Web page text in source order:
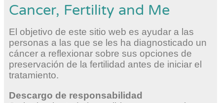
Cancer, Fertility and Me
El objetivo de este sitio web es ayudar a las
personas a las que se les ha diagnosticado un
cáncer a reflexionar sobre sus opciones de
preservación de la fertilidad antes de iniciar el
tratamiento.
Descargo de responsabilidad